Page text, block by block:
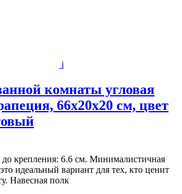
i
комнаты угловая
66х20х20 см, цвет
до крепления: 6.6 см. Минималистичная
идеальный вариант для тех, кто ценит
Навесная полк